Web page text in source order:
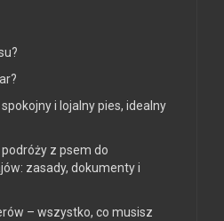
i lojalny pies, idealny
z psem do
zasady, dokumenty i
– wszystko, co musisz